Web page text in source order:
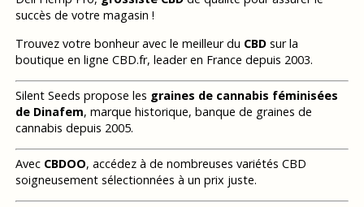
succès de votre magasin !
Trouvez votre bonheur avec le meilleur du CBDsur la
boutique en ligne CBD.fr, leader en France depuis 2003.
Silent Seeds propose les graines de cannabis féminisées
de Dinafem, marque historique, banque de graines de
cannabis depuis 2005.
Avec CBDOO, accédez à de nombreuses variétés CBD
soigneusement sélectionnées à un prix juste.